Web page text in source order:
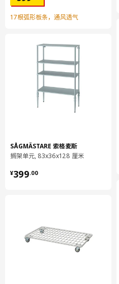
容量
重量
LURÖY 鲁瑞
长度
净重
容量
保养说明和环境和材料
17根弧形板条，通风透气
SÅGMÄSTARE 索格麦斯
搁架单元, 83x36x128 厘米
¥399.00
¥ 399.00